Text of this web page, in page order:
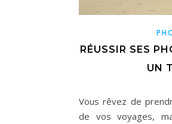
RÉUSSIR SES
UN
Vous rêvez de
de vos voyages,